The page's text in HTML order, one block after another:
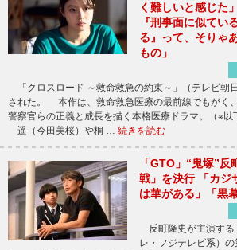
く難しいと感じた
『刑事面に似てい
る』って、そりゃ
もの」
「クロスロード ～救命救急の約束～」（テレビ朝
された。 本作は、救命救急医療の最前線でもがく
警察官らの正義と成長を描く本格医療ドラマ。（※以
遥（今田美桜）や桐 … 続きを読む
「GTO」“鬼塚”
戦」を決行 「カジ
は華がある」「黒
反町隆史が主演する
レ・フジテレビ系）